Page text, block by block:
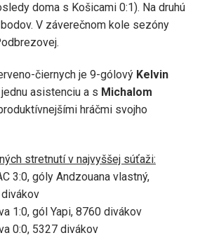
doma s Košicami 0:1). Na druhú
V záverečnom kole sezóny
čiernych je 9-gólový Kelvin
asistenciu a s Michalom
hráčmi svojho
stretnutí v najvyššej súťaži:
3:0, góly Andzouana vlastný,
1:0, gól Yapi, 8760 divákov
0:0, 5327 divákov